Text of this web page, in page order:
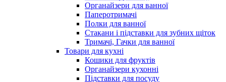
Органайзери для ванної
Паперотримачі
Полки для ванної
Стакани і підставки для зубних щіток
Тримачі, Гачки для ванної
Товари для кухні
Кошики для фруктів
Органайзери кухонні
Підставки для посуду